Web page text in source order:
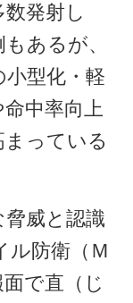
発射し
あるが、
型化・軽
中率向上
っている
威と認識
ル防衛（Ｍ
で直（じ